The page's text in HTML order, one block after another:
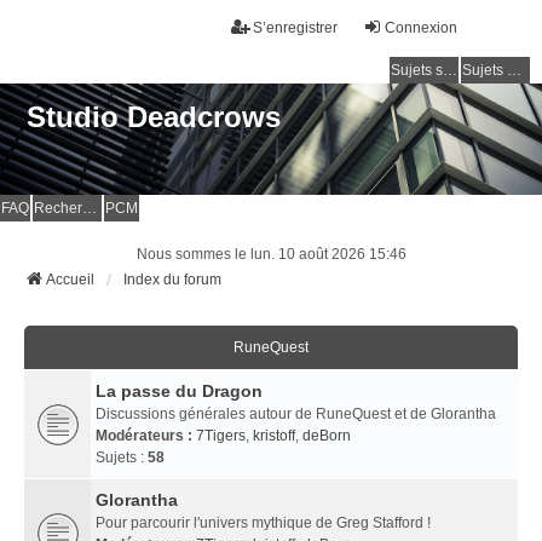
Connexion
S’enregistrer
Sujets sans réponse Sujets actifs
Studio Deadcrows
FAQ Rechercher PCM
Nous sommes le lun. 10 août 2026 15:46
Accueil
Index du forum
RuneQuest
La passe du Dragon
Discussions générales autour de RuneQuest et de Glorantha
Modérateurs : 7Tigers, kristoff, deBorn
Sujets : 58
Glorantha
Pour parcourir l'univers mythique de Greg Stafford !